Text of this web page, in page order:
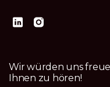
Wir würden uns
Ihnen zu hören!